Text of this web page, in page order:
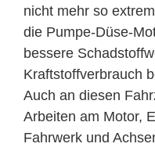
nicht mehr so
die Pumpe-Düse-
bessere
Kraftstoffverbrauch
Auch an diesen
Arbeiten am Motor,
Fahrwerk und